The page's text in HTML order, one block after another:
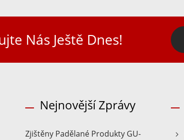
Nás Ještě Dnes!
Nejnovější Zprávy
Zjištěny Padělané Produkty GU-